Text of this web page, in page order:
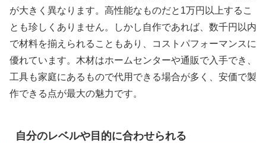
が大きく異なります。高性能なものだと1万円以上するこ
とも珍しくありません。しかし自作であれば、数千円以内
で材料を揃えられることもあり、コストパフォーマンスに
優れています。木材はホームセンターや通販で入手でき、
工具も家庭にあるもので代用できる場合が多く、安価で製
作できる点が最大の魅力です。
自分のレベルや目的に合わせられる